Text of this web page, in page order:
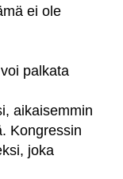
ei ole
palkata
aikaisemmin
Kongressin
joka